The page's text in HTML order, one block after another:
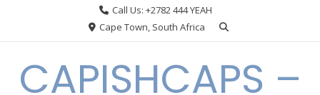
Call Us: +2782 444 YEAH
Cape Town, South Africa
CAPISHCAPS –